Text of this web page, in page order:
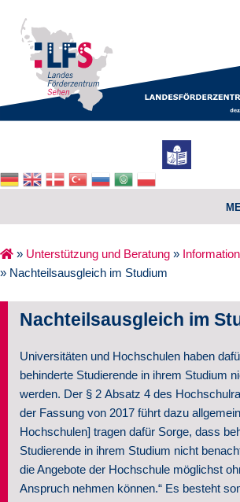
Home
Seminare
Über uns
Kontakt
» Unterstützung und Beratung »
» Nachteilsausgleich im Studium
Nachteilsausgleich im
Universitäten und Hochschulen haben
behinderte Studierende in ihrem Studium
werden. Der § 2 Absatz 4 des
der Fassung von 2017 führt dazu
Hochschulen] tragen dafür Sorge, dass
Studierende in ihrem Studium nicht
die Angebote der Hochschule möglichst
Anspruch nehmen können.“ Es besteht